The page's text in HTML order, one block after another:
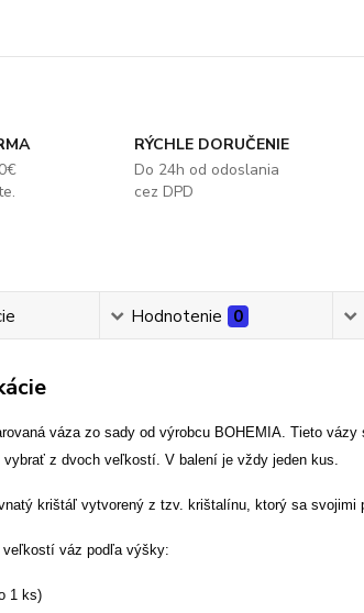
RÝCHLE DORUČENIE
Do 24h od odoslania
cez DPD
Hodnotenie 0
váza zo sady od výrobcu BOHEMIA. Tieto
z dvoch veľkostí. V balení je vždy jeden kus.
krištáľ vytvorený z tzv. krištalínu, ktorý sa svojimi
váz podľa výšky:
1 ks)